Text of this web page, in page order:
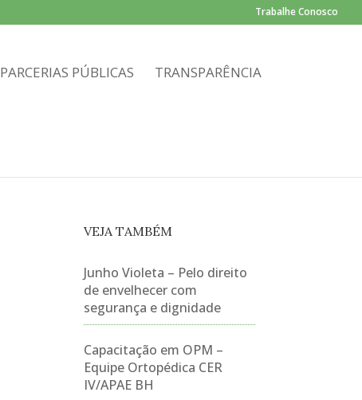
Trabalhe Conosco
PARCERIAS PÚBLICAS TRANSPARÊNCIA
VEJA TAMBÉM
Junho Violeta – Pelo direito
de envelhecer com
segurança e dignidade
Capacitação em OPM –
Equipe Ortopédica CER
IV/APAE BH